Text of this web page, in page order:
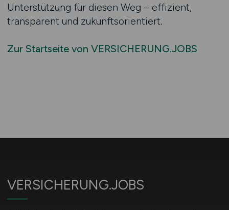
Unterstützung für diesen Weg – effizient,
transparent und zukunftsorientiert.
Zur Startseite von VERSICHERUNG.JOBS
VERSICHERUNG.JOBS